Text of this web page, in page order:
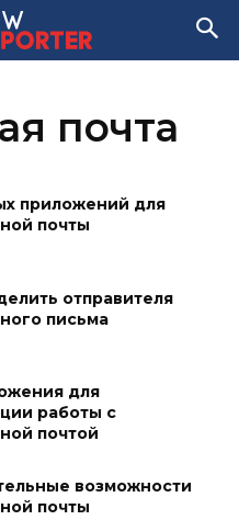
почта
приложений для
почты
отправителя
письма
для
работы с
почтой
возможности
почты